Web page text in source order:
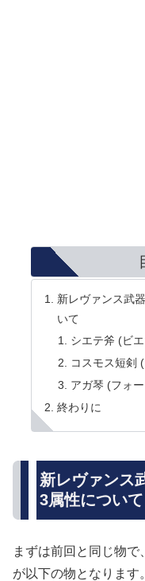
新レヴァンス武
いて
シエテ斧 (ビ
コスモス短剣
アガ琴 (フォ
終わりに
新レヴァンス
3属性について
まずは前回と同じ物
が以下の物となります。